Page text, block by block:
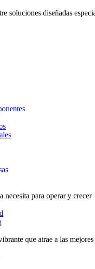
soluciones diseñadas
necesita para operar y crecer
que atrae a las